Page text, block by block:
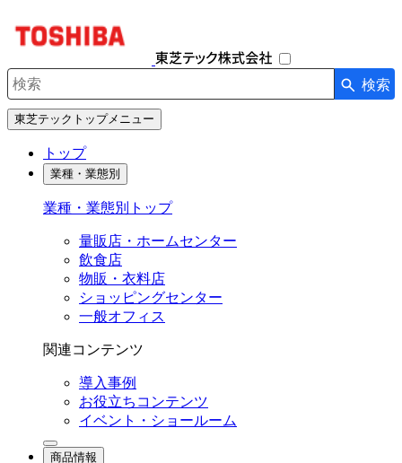
ー
検索キーワード入力 検索
東芝テックトップメニュー
トップ
業種・業態別
業種・業態別トップ
量販店・ホームセンター
飲食店
物販・衣料店
ショッピングセンター
一般オフィス
関連コンテンツ
導入事例
お役立ちコンテンツ
イベント・ショールーム
商品情報